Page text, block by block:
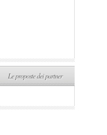
Le proposte dei partner